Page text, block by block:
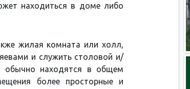
находиться в доме либо
жилая комната или холл,
и служить столовой и/
обычно находятся в общем
более просторные и